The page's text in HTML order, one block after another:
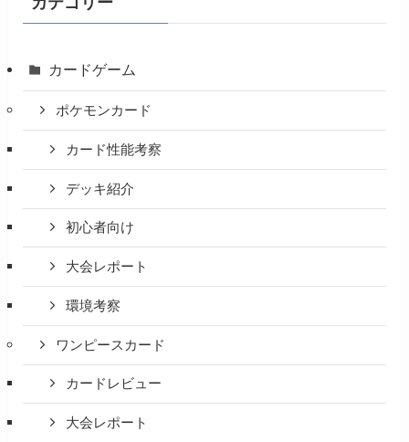
カードゲーム
ポケモンカード
カード性能考察
デッキ紹介
初心者向け
大会レポート
環境考察
ワンピースカード
カードレビュー
大会レポート